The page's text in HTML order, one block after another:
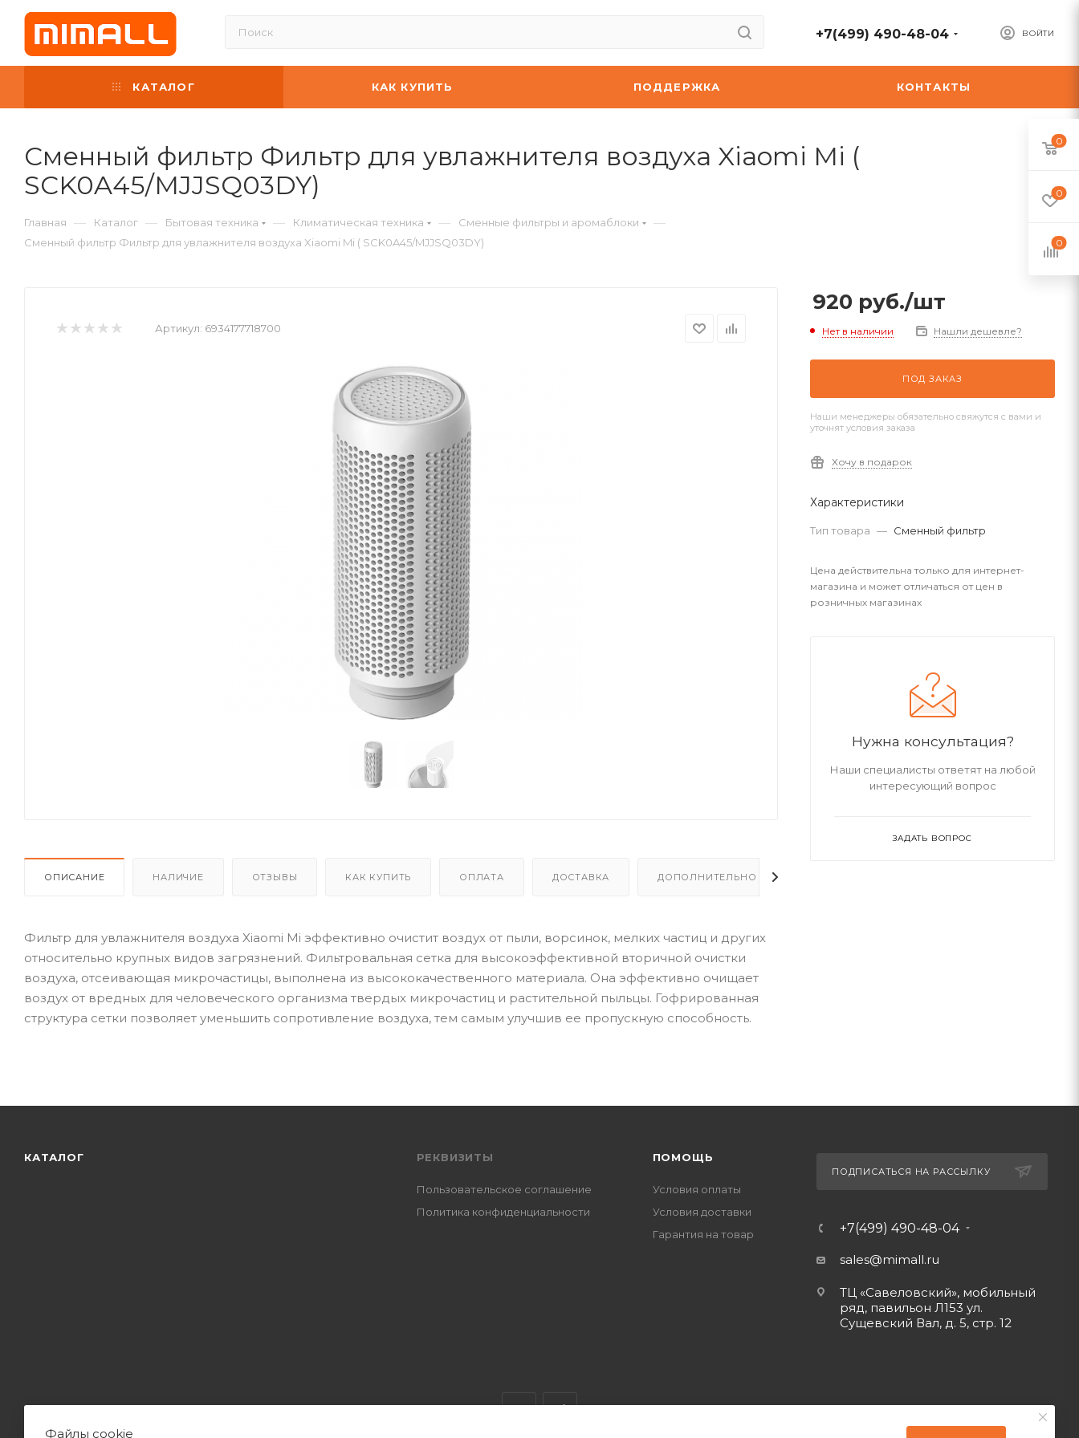
ВОЙТИ
+7(499) 490-48-04
КАТАЛОГ КАК КУПИТЬ ПОДДЕРЖКА КОНТАКТЫ
Сменный фильтр Фильтр для увлажнителя воздуха Xiaomi Mi (
SCK0A45/MJJSQ03DY)
Главная — Каталог — Бытовая техника — Климатическая техника — Сменные фильтры и аромаблоки —
Сменный фильтр Фильтр для увлажнителя воздуха Xiaomi Mi ( SCK0A45/MJJSQ03DY)
Артикул: 6934177718700
ОПИСАНИЕ НАЛИЧИЕ ОТЗЫВЫ КАК КУПИТЬ ОПЛАТА ДОСТАВКА ДОПОЛНИТЕЛЬНО
Фильтр для увлажнителя воздуха Xiaomi Mi эффективно очистит воздух от пыли, ворсинок, мелких частиц и других
относительно крупных видов загрязнений. Фильтровальная сетка для высокоэффективной вторичной очистки
воздуха, отсеивающая микрочастицы, выполнена из высококачественного материала. Она эффективно очищает
воздух от вредных для человеческого организма твердых микрочастиц и растительной пыльцы. Гофрированная
структура сетки позволяет уменьшить сопротивление воздуха, тем самым улучшив ее пропускную способность.
920 руб./шт
Нет в наличии Нашли дешевле?
ПОД ЗАКАЗ
Наши менеджеры обязательно свяжутся с вами и
уточнят условия заказа
Хочу в подарок
Характеристики
Тип товара — Сменный фильтр
Цена действительна только для интернет-
магазина и может отличаться от цен в
розничных магазинах
Нужна консультация?
Наши специалисты ответят на любой
интересующий вопрос
ЗАДАТЬ ВОПРОС
КАТАЛОГ РЕКВИЗИТЫ
Пользовательское соглашение
Политика конфиденциальности
ПОМОЩЬ
Условия оплаты
Условия доставки
Гарантия на товар
ПОДПИСАТЬСЯ НА РАССЫЛКУ
+7(499) 490-48-04
sales@mimall.ru
ТЦ «Савеловский», мобильный
ряд, павильон Л153 ул.
Сущевский Вал, д. 5, стр. 12
0
0
0
Файлы cookie